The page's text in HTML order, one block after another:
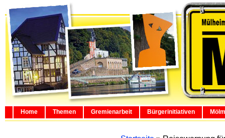
Home Themen Gremienarbeit Bürgerinitiativen